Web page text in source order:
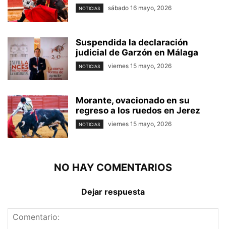
NOTICIAS sábado 16 mayo, 2026
Suspendida la declaración
judicial de Garzón en Málaga
NOTICIAS viernes 15 mayo, 2026
Morante, ovacionado en su
regreso a los ruedos en Jerez
NOTICIAS viernes 15 mayo, 2026
NO HAY COMENTARIOS
Dejar respuesta